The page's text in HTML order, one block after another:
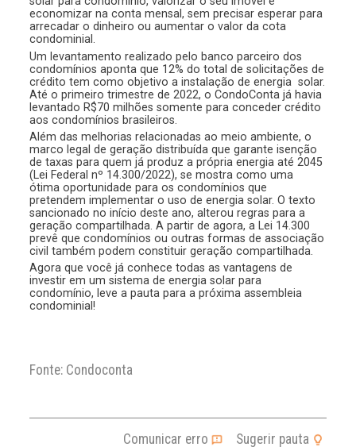
economizar na conta mensal, sem precisar esperar para
arrecadar o dinheiro ou aumentar o valor da cota
condominial.
Um levantamento realizado pelo banco parceiro dos
condomínios aponta que 12% do total de solicitações de
crédito tem como objetivo a instalação de energia solar.
Até o primeiro trimestre de 2022, o CondoConta já havia
levantado R$70 milhões somente para conceder crédito
aos condomínios brasileiros.
Além das melhorias relacionadas ao meio ambiente, o
marco legal de geração distribuída que garante isenção
de taxas para quem já produz a própria energia até 2045
(Lei Federal nº 14.300/2022), se mostra como uma
ótima oportunidade para os condomínios que
pretendem implementar o uso de energia solar. O texto
sancionado no início deste ano, alterou regras para a
geração compartilhada. A partir de agora, a Lei 14.300
prevê que condomínios ou outras formas de associação
civil também podem constituir geração compartilhada.
Agora que você já conhece todas as vantagens de
investir em um sistema de energia solar para
condomínio, leve a pauta para a próxima assembleia
condominial!
Fonte: Condoconta
Comunicar erro
Sugerir pauta